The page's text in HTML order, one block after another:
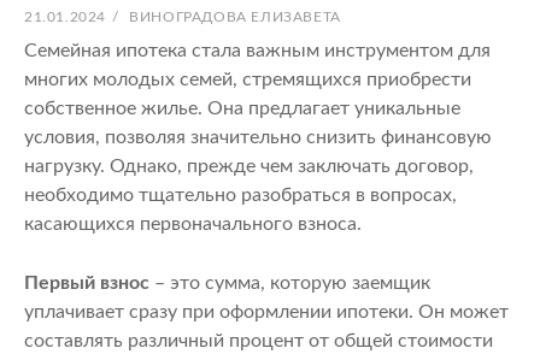
ОПУБЛИКОВАНО
21.01.2024 / АВТОР:
ВИНОГРАДОВА ЕЛИЗАВЕТА
Семейная ипотека стала важным инструментом для
многих молодых семей, стремящихся приобрести
собственное жилье. Она предлагает уникальные
условия, позволяя значительно снизить финансовую
нагрузку. Однако, прежде чем заключать договор,
необходимо тщательно разобраться в вопросах,
касающихся первоначального взноса.
Первый взнос – это сумма, которую заемщик
уплачивает сразу при оформлении ипотеки. Он может
составлять различный процент от общей стоимости